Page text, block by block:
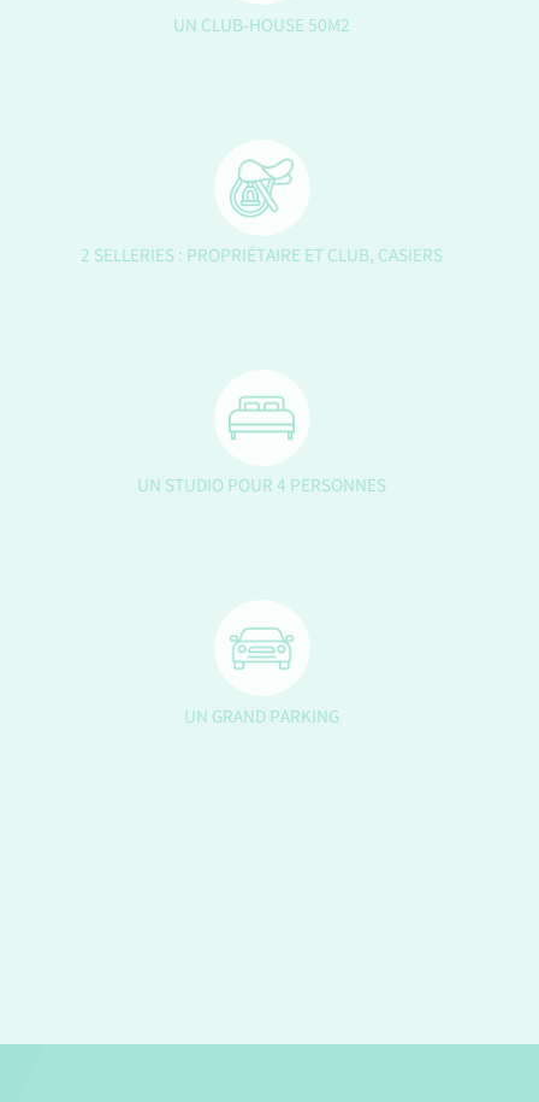
UN CLUB-HOUSE 50M2
2 SELLERIES : PROPRIÉTAIRE ET CLUB, CASIERS
UN STUDIO POUR 4 PERSONNES
UN GRAND PARKING